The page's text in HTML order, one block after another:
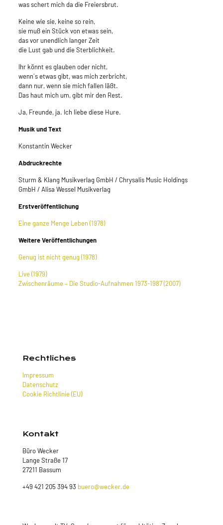
was schert mich da die Freiersbrut.
Keine wie sie, keine so rein,
sie muß ein Stück von etwas sein,
das vor unendlich langer Zeit
die Lust gab und die Sterblichkeit.
Ihr könnt es glauben oder nicht,
wenn´s etwas gibt, was mich zerbricht,
dann nur, wenn sie mich fallen läßt.
Das haut mich um, gibt mir den Rest.
Ja, Freunde, ja. Ich liebe diese Hure.
Musik und Text
Konstantin Wecker
Abdruckrechte
Sturm & Klang Musikverlag GmbH / Chrysalis Music Holdings
GmbH / Alisa Wessel Musikverlag
Erstveröffentlichung
Eine ganze Menge Leben (1978)
Weitere Veröffentlichungen
Genug ist nicht genug (1978)
Live (1979)
Zwischenräume – Die Studio-Aufnahmen 1973-1987 (2007)
Rechtliches
Impressum
Datenschutz
Cookie Richtlinie (EU)
Kontakt
Büro Wecker
Lange Straße 17
27211 Bassum
+49 421 205 394 93 buero@wecker.de